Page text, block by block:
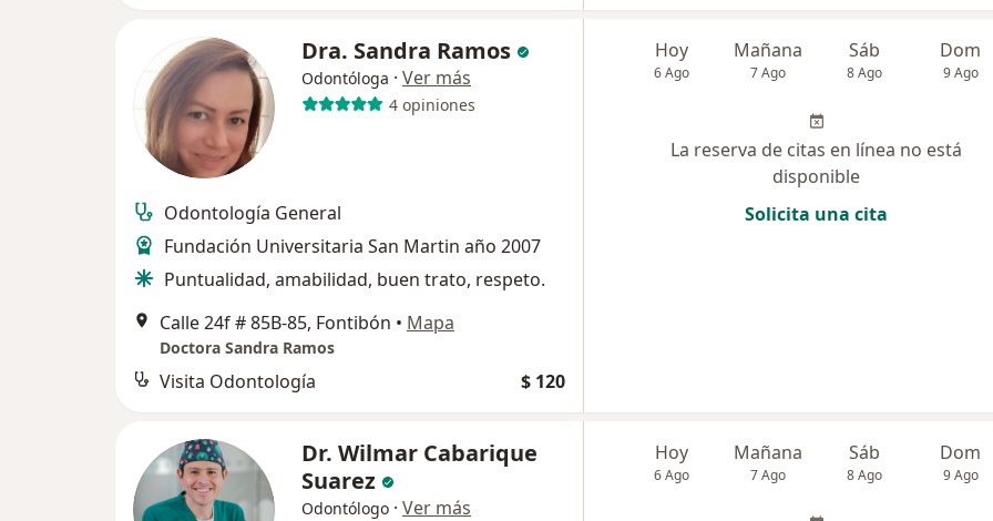
Dra. Sandra Ramos
Odontóloga · Ver más
4 opiniones
Odontología General
Fundación Universitaria San Martin año 2007
Puntualidad, amabilidad, buen trato, respeto.
Calle 24f # 85B-85, Fontibón • Mapa
Doctora Sandra Ramos
Visita Odontología $ 120
Hoy
6 Ago
Mañana
7 Ago
Sáb
8 Ago
Dom
9 Ago
La reserva de citas en línea no está
disponible
Solicita una cita
Dr. Wilmar Cabarique
Suarez
Odontólogo · Ver más
Hoy
6 Ago
Mañana
7 Ago
Sáb
8 Ago
Dom
9 Ago